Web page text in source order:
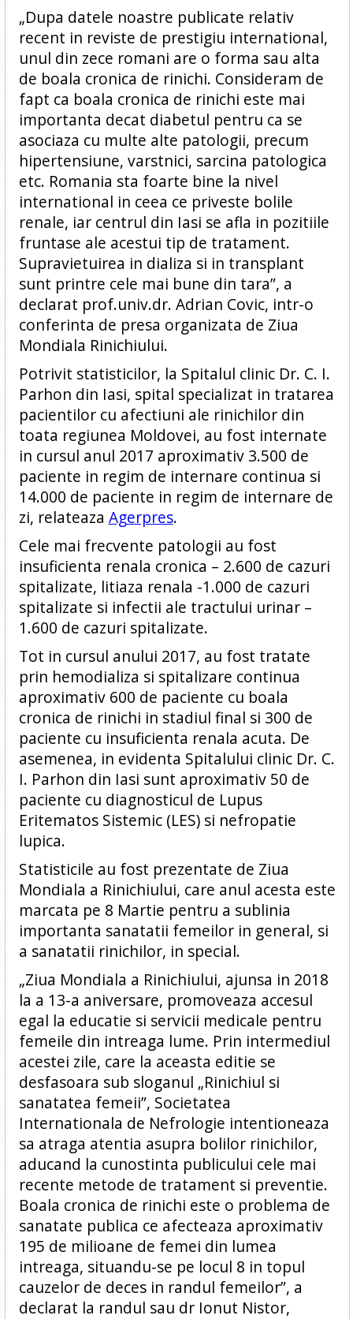
„Dupa datele noastre publicate relativ
recent in reviste de prestigiu international,
unul din zece romani are o forma sau alta
de boala cronica de rinichi. Consideram de
fapt ca boala cronica de rinichi este mai
importanta decat diabetul pentru ca se
asociaza cu multe alte patologii, precum
hipertensiune, varstnici, sarcina patologica
etc. Romania sta foarte bine la nivel
international in ceea ce priveste bolile
renale, iar centrul din Iasi se afla in pozitiile
fruntase ale acestui tip de tratament.
Supravietuirea in dializa si in transplant
sunt printre cele mai bune din tara”, a
declarat prof.univ.dr. Adrian Covic, intr-o
conferinta de presa organizata de Ziua
Mondiala Rinichiului.
Potrivit statisticilor, la Spitalul clinic Dr. C. I.
Parhon din Iasi, spital specializat in tratarea
pacientilor cu afectiuni ale rinichilor din
toata regiunea Moldovei, au fost internate
in cursul anul 2017 aproximativ 3.500 de
paciente in regim de internare continua si
14.000 de paciente in regim de internare de
zi, relateaza Agerpres.
Cele mai frecvente patologii au fost
insuficienta renala cronica – 2.600 de cazuri
spitalizate, litiaza renala -1.000 de cazuri
spitalizate si infectii ale tractului urinar –
1.600 de cazuri spitalizate.
Tot in cursul anului 2017, au fost tratate
prin hemodializa si spitalizare continua
aproximativ 600 de paciente cu boala
cronica de rinichi in stadiul final si 300 de
paciente cu insuficienta renala acuta. De
asemenea, in evidenta Spitalului clinic Dr. C.
I. Parhon din Iasi sunt aproximativ 50 de
paciente cu diagnosticul de Lupus
Eritematos Sistemic (LES) si nefropatie
lupica.
Statisticile au fost prezentate de Ziua
Mondiala a Rinichiului, care anul acesta este
marcata pe 8 Martie pentru a sublinia
importanta sanatatii femeilor in general, si
a sanatatii rinichilor, in special.
„Ziua Mondiala a Rinichiului, ajunsa in 2018
la a 13-a aniversare, promoveaza accesul
egal la educatie si servicii medicale pentru
femeile din intreaga lume. Prin intermediul
acestei zile, care la aceasta editie se
desfasoara sub sloganul „Rinichiul si
sanatatea femeii”, Societatea
Internationala de Nefrologie intentioneaza
sa atraga atentia asupra bolilor rinichilor,
aducand la cunostinta publicului cele mai
recente metode de tratament si preventie.
Boala cronica de rinichi este o problema de
sanatate publica ce afecteaza aproximativ
195 de milioane de femei din lumea
intreaga, situandu-se pe locul 8 in topul
cauzelor de deces in randul femeilor”, a
declarat la randul sau dr Ionut Nistor,